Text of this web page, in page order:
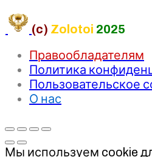
(c) Zolotoi 2025
Правообладателям
Политика
Пользовательское
О нас
Мы используем cookie